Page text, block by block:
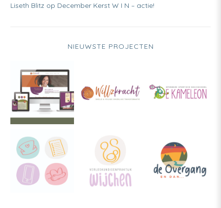
Liseth Blitz op December Kerst W I N – actie!
NIEUWSTE PROJECTEN